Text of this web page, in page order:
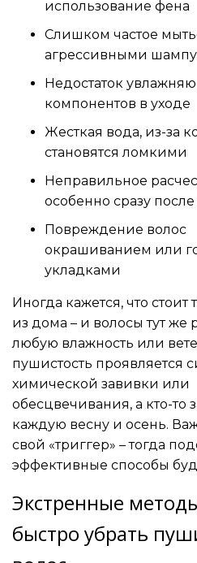
использование фена
Слишком частое
агрессивными
Недостаток
компонентов в уходе
Жесткая вода, из-за
становятся ломкими
Неправильное
особенно сразу
Повреждение волос
окрашиванием или
укладками
Иногда кажется, что стоит
из дома – и волосы тут же
любую влажность или
пушистость проявляется
химической завивки или
обесцвечивания, а кто-то
каждую весну и осень.
свой «триггер» – тогда
эффективные способы
Экстренные
быстро убрать